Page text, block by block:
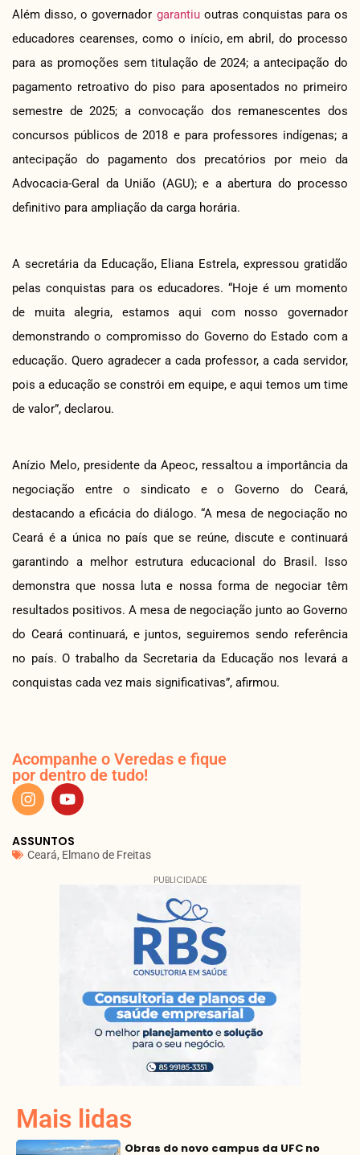
Além disso, o governador garantiu outras conquistas para os
educadores cearenses, como o início, em abril, do processo
para as promoções sem titulação de 2024; a antecipação do
pagamento retroativo do piso para aposentados no primeiro
semestre de 2025; a convocação dos remanescentes dos
concursos públicos de 2018 e para professores indígenas; a
antecipação do pagamento dos precatórios por meio da
Advocacia-Geral da União (AGU); e a abertura do processo
definitivo para ampliação da carga horária.
A secretária da Educação, Eliana Estrela, expressou gratidão
pelas conquistas para os educadores. “Hoje é um momento
de muita alegria, estamos aqui com nosso governador
demonstrando o compromisso do Governo do Estado com a
educação. Quero agradecer a cada professor, a cada servidor,
pois a educação se constrói em equipe, e aqui temos um time
de valor”, declarou.
Anízio Melo, presidente da Apeoc, ressaltou a importância da
negociação entre o sindicato e o Governo do Ceará,
destacando a eficácia do diálogo. “A mesa de negociação no
Ceará é a única no país que se reúne, discute e continuará
garantindo a melhor estrutura educacional do Brasil. Isso
demonstra que nossa luta e nossa forma de negociar têm
resultados positivos. A mesa de negociação junto ao Governo
do Ceará continuará, e juntos, seguiremos sendo referência
no país. O trabalho da Secretaria da Educação nos levará a
conquistas cada vez mais significativas”, afirmou.
Acompanhe o Veredas e fique
por dentro de tudo!
ASSUNTOS
Ceará, Elmano de Freitas
PUBLICIDADE
Mais lidas
Obras do novo campus da UFC no